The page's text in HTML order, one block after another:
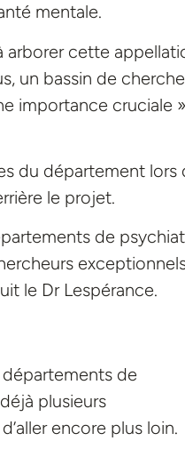
mentale.
arborer cette
un bassin de
importance cruciale
du département lors
le projet.
de
le Dr Lespérance.
de
plusieurs
encore plus loin.